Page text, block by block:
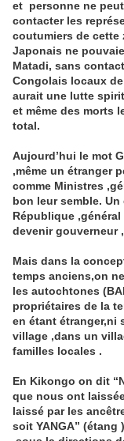
et personne ne
contacter les
coutumiers de cette
Japonais ne
Matadi, sans
Congolais locaux
aurait une lutte
et même des morts
total.
Aujourd’hui le mot
,même un étranger
comme Ministres
bon leur semble.
République
devenir
Mais dans la
temps anciens,on
les autochtones
propriétaires de la
en étant étranger,ni
village ,dans un
familles locales .
En Kikongo on dit
que nous ont
laissé par les
soit YANGA”